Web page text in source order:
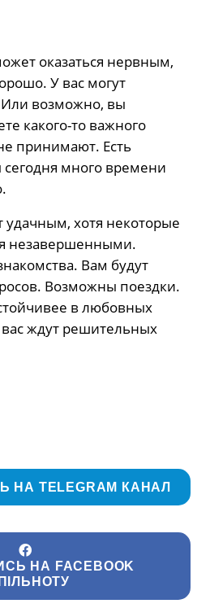
оказаться нервным,
У вас могут
возможно, вы
какого-то важного
принимают. Есть
сегодня много времени
удачным, хотя некоторые
незавершенными.
Вам будут
Возможны поездки.
в любовных
ждут решительных
НА TELEGRAM КАНАЛ
НА FACEBOOK